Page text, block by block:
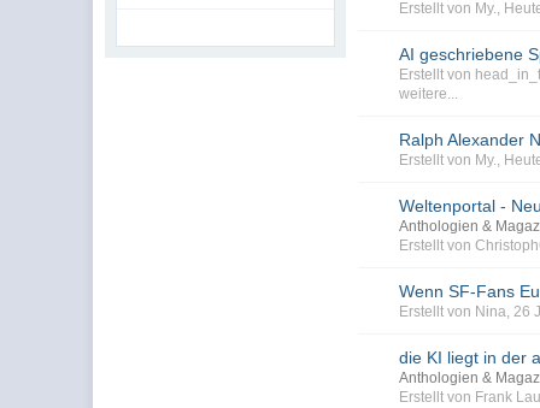
Erstellt von My.,
AI geschriebene
Erstellt von
weitere...
Ralph Alexander
Erstellt von My.,
Weltenportal -
Anthologien &
Erstellt von
Wenn SF-Fans
Erstellt von Nina, 26
die KI liegt in der
Anthologien &
Erstellt von Frank